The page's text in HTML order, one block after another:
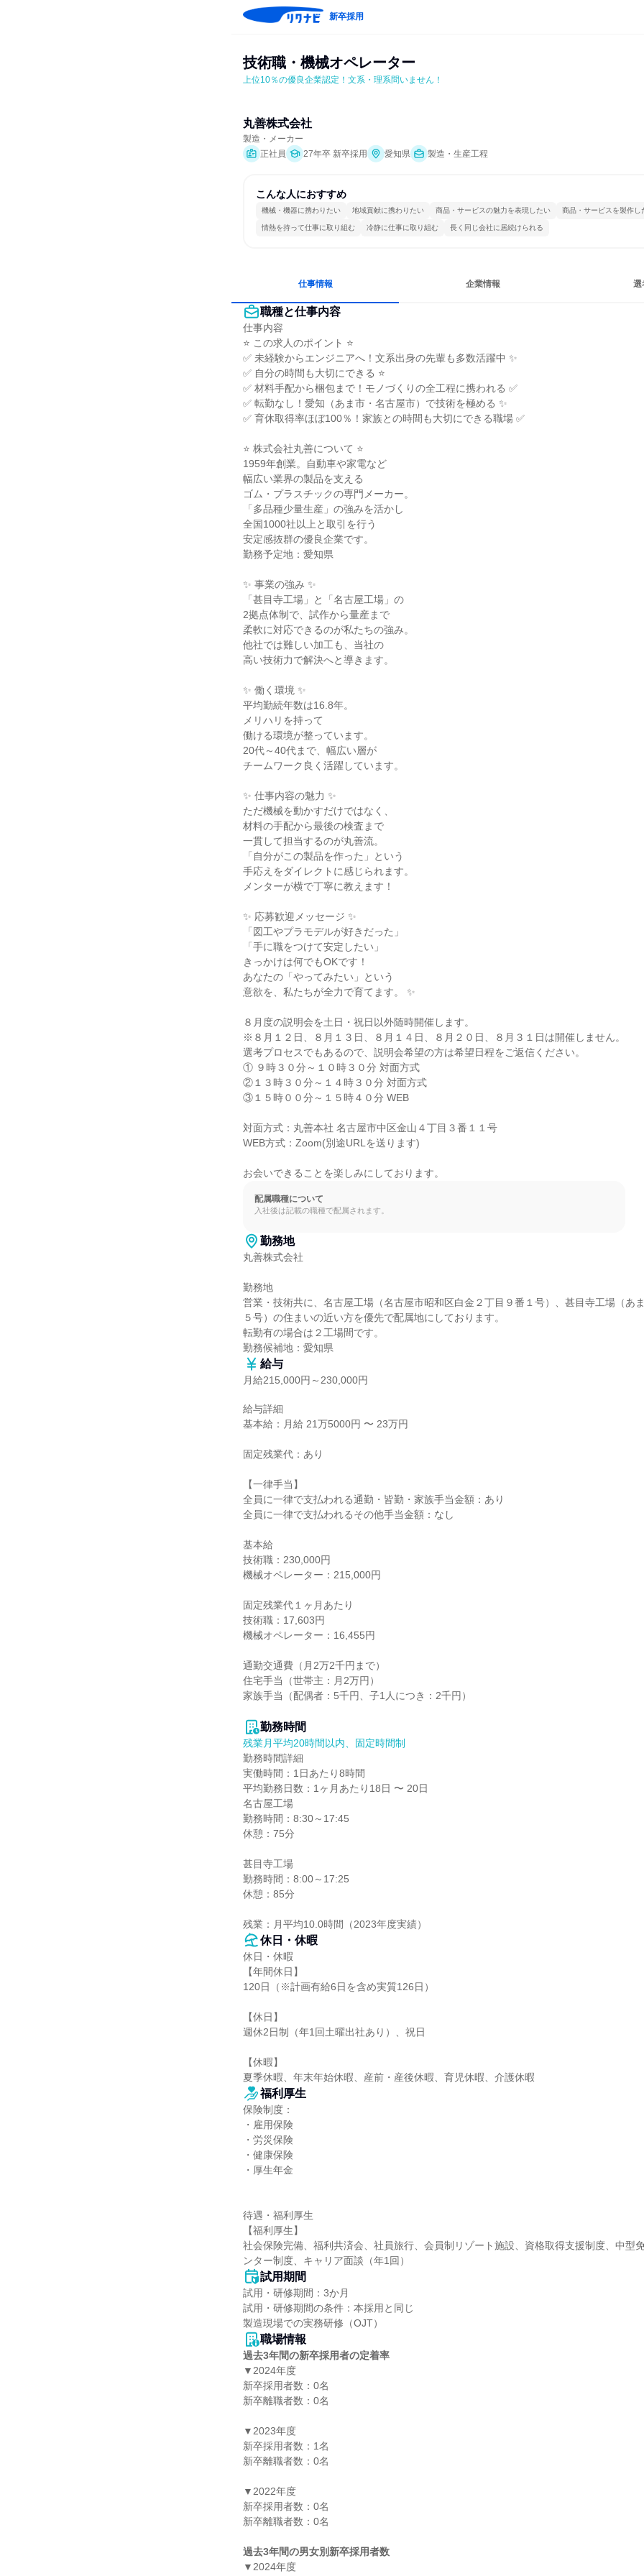
新卒採用
技術職・機械オペレーター
上位10％の優良企業認定！文系・理系問いません！
丸善株式会社
製造・メーカー
正社員
27年卒 新卒採用 愛知県 製造・生産工程
こんな人におすすめ
機械・機器に携わりたい 地域貢献に携わりたい 商品・サービスの魅力を表現したい 商品・サービスを製作し
情熱を持って仕事に取り組む 冷静に仕事に取り組む 長く同じ会社に居続けられる
仕事情報 企業情報 選
職種と仕事内容
仕事内容
⭐ この求人のポイント ⭐
✅ 未経験からエンジニアへ！文系出身の先輩も多数活躍中 ✨
✅ 自分の時間も大切にできる ⭐
✅ 材料手配から梱包まで！モノづくりの全工程に携われる ✅
✅ 転勤なし！愛知（あま市・名古屋市）で技術を極める ✨
✅ 育休取得率ほぼ100％！家族との時間も大切にできる職場 ✅
⭐ 株式会社丸善について ⭐
1959年創業。自動車や家電など
幅広い業界の製品を支える
ゴム・プラスチックの専門メーカー。
「多品種少量生産」の強みを活かし
全国1000社以上と取引を行う
安定感抜群の優良企業です。
勤務予定地：愛知県
✨ 事業の強み ✨
「甚目寺工場」と「名古屋工場」の
2拠点体制で、試作から量産まで
柔軟に対応できるのが私たちの強み。
他社では難しい加工も、当社の
高い技術力で解決へと導きます。
✨ 働く環境 ✨
平均勤続年数は16.8年。
メリハリを持って
働ける環境が整っています。
20代～40代まで、幅広い層が
チームワーク良く活躍しています。
✨ 仕事内容の魅力 ✨
ただ機械を動かすだけではなく、
材料の手配から最後の検査まで
一貫して担当するのが丸善流。
「自分がこの製品を作った」という
手応えをダイレクトに感じられます。
メンターが横で丁寧に教えます！
✨ 応募歓迎メッセージ ✨
「図工やプラモデルが好きだった」
「手に職をつけて安定したい」
きっかけは何でもOKです！
あなたの「やってみたい」という
意欲を、私たちが全力で育てます。 ✨
８月度の説明会を土日・祝日以外随時開催します。
※８月１２日、８月１３日、８月１４日、８月２０日、８月３１日は開催しません。
選考プロセスでもあるので、説明会希望の方は希望日程をご返信ください。
① ９時３０分～１０時３０分 対面方式
②１３時３０分～１４時３０分 対面方式
③１５時００分～１５時４０分 WEB
対面方式：丸善本社 名古屋市中区金山４丁目３番１１号
WEB方式：Zoom(別途URLを送ります)
お会いできることを楽しみにしております。
配属職種について
入社後は記載の職種で配属されます。
勤務地
丸善株式会社
勤務地
営業・技術共に、名古屋工場（名古屋市昭和区白金２丁目９番１号）、甚目寺工場（あ
５号）の住まいの近い方を優先で配属地にしております。
転勤有の場合は２工場間です。
勤務候補地：愛知県
給与
月給215,000円～230,000円
給与詳細
基本給：月給 21万5000円 〜 23万円
固定残業代：あり
【一律手当】
全員に一律で支払われる通勤・皆勤・家族手当金額：あり
全員に一律で支払われるその他手当金額：なし
基本給
技術職：230,000円
機械オペレーター：215,000円
固定残業代１ヶ月あたり
技術職：17,603円
機械オペレーター：16,455円
通勤交通費（月2万2千円まで）
住宅手当（世帯主：月2万円）
家族手当（配偶者：5千円、子1人につき：2千円）
勤務時間
残業月平均20時間以内、固定時間制
勤務時間詳細
実働時間：1日あたり8時間
平均勤務日数：1ヶ月あたり18日 〜 20日
名古屋工場
勤務時間：8:30～17:45
休憩：75分
甚目寺工場
勤務時間：8:00～17:25
休憩：85分
残業：月平均10.0時間（2023年度実績）
休日・休暇
休日・休暇
【年間休日】
120日（※計画有給6日を含め実質126日）
【休日】
週休2日制（年1回土曜出社あり）、祝日
【休暇】
夏季休暇、年末年始休暇、産前・産後休暇、育児休暇、介護休暇
福利厚生
保険制度：
・雇用保険
・労災保険
・健康保険
・厚生年金
待遇・福利厚生
【福利厚生】
社会保険完備、福利共済会、社員旅行、会員制リゾート施設、資格取得支援制度、中型
ンター制度、キャリア面談（年1回）
試用期間
試用・研修期間：3か月
試用・研修期間の条件：本採用と同じ
職場情報
過去3年間の新卒採用者の定着率
▼2024年度
新卒採用者数：0名
新卒離職者数：0名
▼2023年度
新卒採用者数：1名
新卒離職者数：0名
▼2022年度
新卒採用者数：0名
新卒離職者数：0名
過去3年間の男女別新卒採用者数
▼2024年度